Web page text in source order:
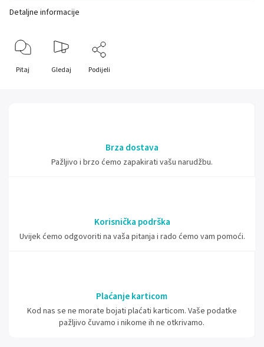
Detaljne informacije
Pitaj Gledaj Podijeli
Brza dostava
Pažljivo i brzo ćemo zapakirati vašu narudžbu.
Korisnička podrška
Uvijek ćemo odgovoriti na vaša pitanja i rado ćemo vam pomoći.
Plaćanje karticom
Kod nas se ne morate bojati plaćati karticom. Vaše podatke
pažljivo čuvamo i nikome ih ne otkrivamo.